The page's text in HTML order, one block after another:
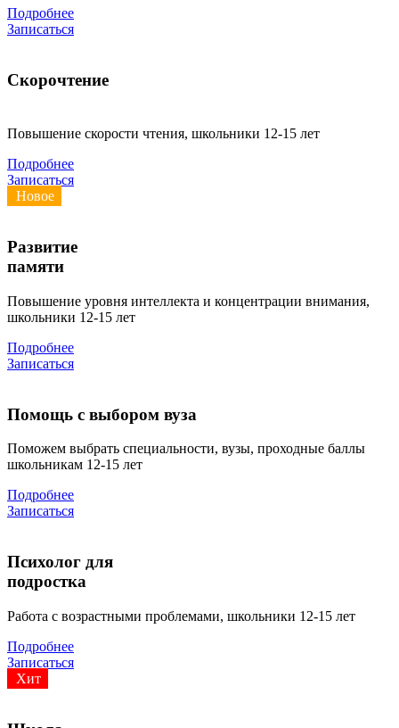
Подробнее
Записаться
Скорочтение
Повышение скорости чтения, школьники 12-15 лет
Подробнее
Записаться
Новое
Развитие
памяти
Повышение уровня интеллекта и концентрации внимания,
школьники 12-15 лет
Подробнее
Записаться
Помощь с выбором вуза
Поможем выбрать специальности, вузы, проходные баллы
школьникам 12-15 лет
Подробнее
Записаться
Психолог для
подростка
Работа с возрастными проблемами, школьники 12-15 лет
Подробнее
Записаться
Хит